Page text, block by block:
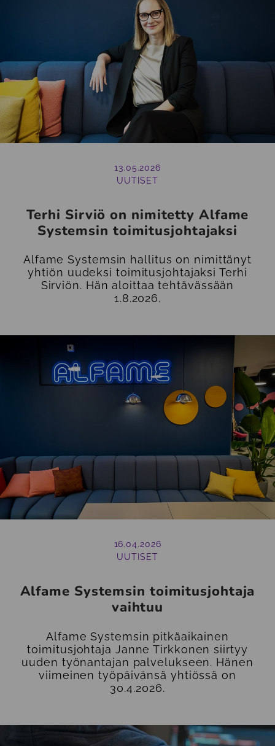
13.05.2026
UUTISET
Terhi Sirviö on nimitetty Alfame
Systemsin toimitusjohtajaksi
Alfame Systemsin hallitus on nimittänyt
yhtiön uudeksi toimitusjohtajaksi Terhi
Sirviön. Hän aloittaa tehtävässään
1.8.2026.
16.04.2026
UUTISET
Alfame Systemsin toimitusjohtaja
vaihtuu
Alfame Systemsin pitkäaikainen
toimitusjohtaja Janne Tirkkonen siirtyy
uuden työnantajan palvelukseen. Hänen
viimeinen työpäivänsä yhtiössä on
30.4.2026.